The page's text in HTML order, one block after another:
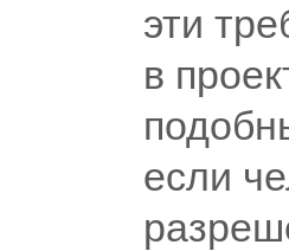
эти
в
если